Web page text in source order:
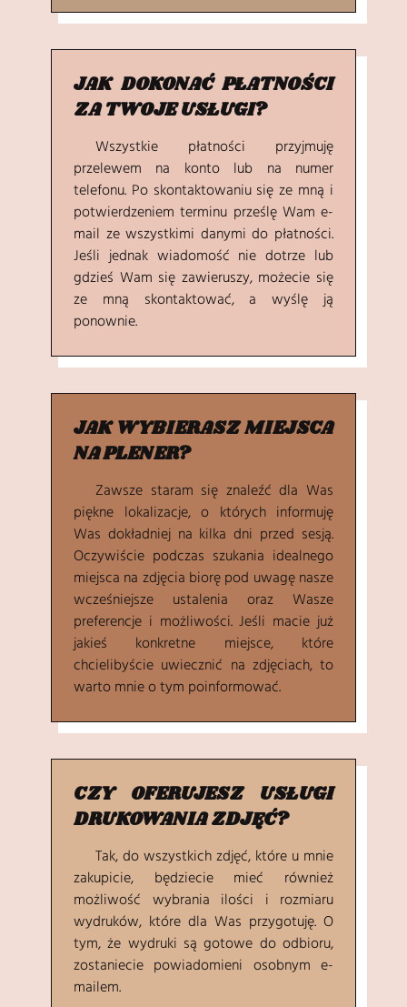
JAK DOKONAĆ PŁATNOŚCI
ZA TWOJE USŁUGI?
Wszystkie płatności przyjmuję
przelewem na konto lub na numer
telefonu. Po skontaktowaniu się ze mną i
potwierdzeniem terminu prześlę Wam e-
mail ze wszystkimi danymi do płatności.
Jeśli jednak wiadomość nie dotrze lub
gdzieś Wam się zawieruszy, możecie się
ze mną skontaktować, a wyślę ją
ponownie.
JAK WYBIERASZ MIEJSCA
NA PLENER?
Zawsze staram się znaleźć dla Was
piękne lokalizacje, o których informuję
Was dokładniej na kilka dni przed sesją.
Oczywiście podczas szukania idealnego
miejsca na zdjęcia biorę pod uwagę nasze
wcześniejsze ustalenia oraz Wasze
preferencje i możliwości. Jeśli macie już
jakieś konkretne miejsce, które
chcielibyście uwiecznić na zdjęciach, to
warto mnie o tym poinformować.
CZY OFERUJESZ USŁUGI
DRUKOWANIA ZDJĘĆ?
Tak, do wszystkich zdjęć, które u mnie
zakupicie, będziecie mieć również
możliwość wybrania ilości i rozmiaru
wydruków, które dla Was przygotuję. O
tym, że wydruki są gotowe do odbioru,
zostaniecie powiadomieni osobnym e-
mailem.